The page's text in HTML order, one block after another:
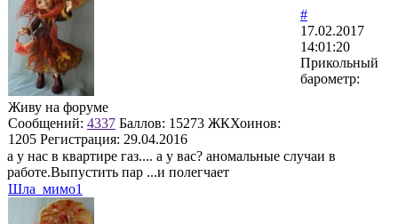
Живу на форуме
Сообщений: 4337 Баллов: 15273 ЖКХоинов:
1205 Регистрация: 29.04.2016
#
17.02.2017
14:01:20
Прикольный
барометр:
а у нас в квартире газ.... а у вас? аномальные случаи в
работе.Выпустить пар ...и полегчает
Шла_мимо1